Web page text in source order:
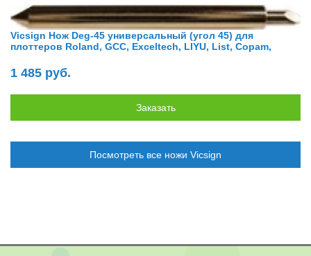
Vicsign Нож Deg-45 универсальный (угол 45) для
плоттеров Roland, GCC, Exceltech, LIYU, List, Copam,
1 485 руб.
Посмотреть все ножи Vicsign